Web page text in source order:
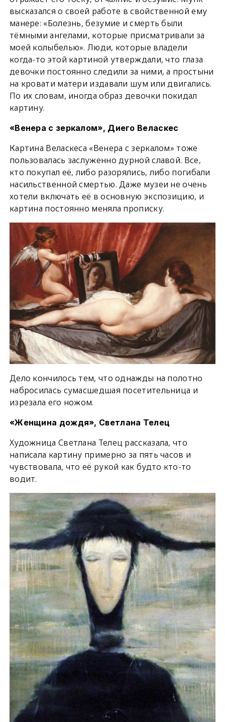
высказался о своей работе в свойственной ему
манере: «Болезнь, безумие и смерть были
тёмными ангелами, которые присматривали за
моей колыбелью». Люди, которые владели
когда-то этой картиной утверждали, что глаза
девочки постоянно следили за ними, а простыни
на кровати матери издавали шум или двигались.
По их словам, иногда образ девочки покидал
картину.
«Венера с зеркалом», Диего Веласкес
Картина Веласкеса «Венера с зеркалом» тоже
пользовалась заслуженно дурной славой. Все,
кто покупал её, либо разорялись, либо погибали
насильственной смертью. Даже музеи не очень
хотели включать её в основную экспозицию, и
картина постоянно меняла прописку.
Дело кончилось тем, что однажды на полотно
набросилась сумасшедшая посетительница и
изрезала его ножом.
«Женщина дождя», Светлана Телец
Художница Светлана Телец рассказала, что
написала картину примерно за пять часов и
чувствовала, что её рукой как будто кто-то
водит.